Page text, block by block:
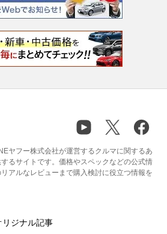
ヤフー株式会社が運営するクルマに関するあ
るサイトです。価格やスペックなどの公式情
アルなレビューまで購入検討に役立つ情報を
リジナル記事